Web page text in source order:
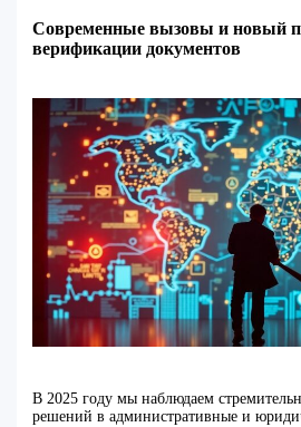
Современные вызовы и новый
верификации документов
В 2025 году мы наблюдаем
решений в административные и